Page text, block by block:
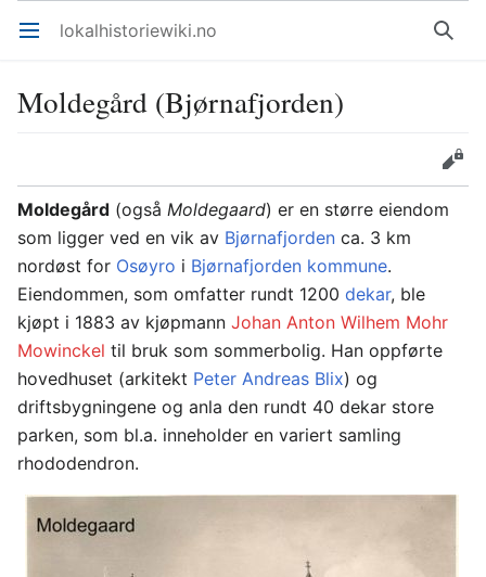
Åpne hovedmenyen lokalhistoriewiki.no Søk
Moldegård (Bjørnafjorden)
Rediger
Moldegård (også Moldegaard) er en større eiendom
som ligger ved en vik av Bjørnafjorden ca. 3 km
nordøst for Osøyro i Bjørnafjorden kommune.
Eiendommen, som omfatter rundt 1200 dekar, ble
kjøpt i 1883 av kjøpmann Johan Anton Wilhem Mohr
Mowinckel til bruk som sommerbolig. Han oppførte
hovedhuset (arkitekt Peter Andreas Blix) og
driftsbygningene og anla den rundt 40 dekar store
parken, som bl.a. inneholder en variert samling
rhododendron.